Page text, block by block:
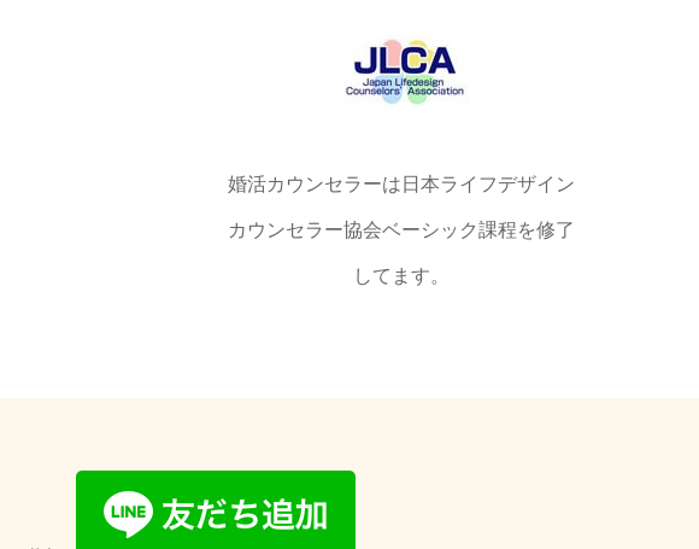
婚活カウンセラーは日本ライフデザイン
カウンセラー協会ベーシック課程を修了
してます。